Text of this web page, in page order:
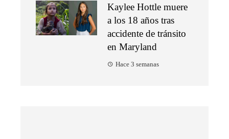
Kaylee Hottle muere
a los 18 años tras
accidente de tránsito
en Maryland
Hace 3 semanas